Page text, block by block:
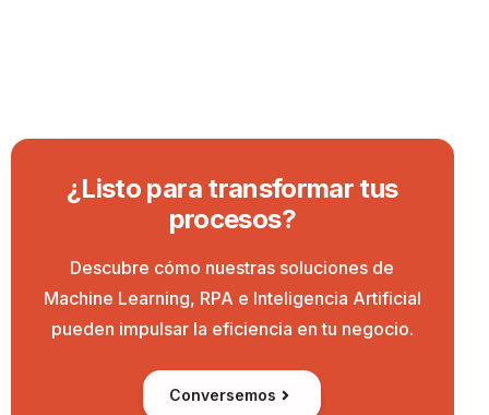
¿Listo para transformar tus
procesos?
Descubre cómo nuestras soluciones de
Machine Learning, RPA e Inteligencia Artificial
pueden impulsar la eficiencia en tu negocio.
Conversemos